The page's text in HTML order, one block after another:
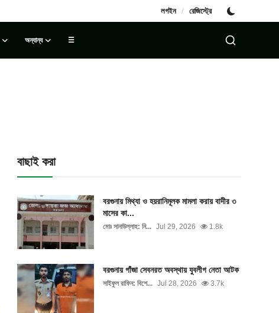
লগইন / রেজিস্ট্রে
অন্যান্য ☰
বাছাই করা
বরগুনায় মিথ্যা ও হয়রানিমূলক মামলা করায় বাদীর ৩
মাসের কা...
মোঃ সানাউল্লাহ: নি... Jul 29, 2026 1.8k
বরগুনায় গাঁজা সেবনরত অবস্থায় যুবলীগ নেতা আটক
সাইফুল রাফিন: বিশে... Jul 28, 2026 3.7k